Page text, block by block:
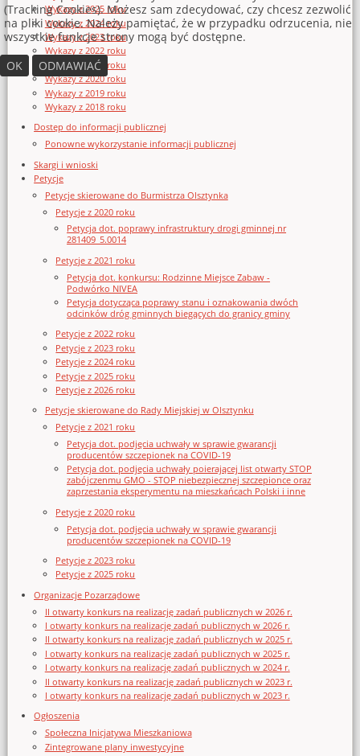
Wykazy z 2025 roku
Wykazy z 2024 roku
Wykazy z 2023 roku
Wykazy z 2022 roku
Wykazy z 2021 roku
Wykazy z 2020 roku
Wykazy z 2019 roku
Wykazy z 2018 roku
Dostęp do informacji publicznej
Ponowne wykorzystanie informacji publicznej
Skargi i wnioski
Petycje
Petycje skierowane do Burmistrza Olsztynka
Petycje z 2020 roku
Petycja dot. poprawy infrastruktury drogi gminnej nr
281409_5.0014
Petycje z 2021 roku
Petycja dot. konkursu: Rodzinne Miejsce Zabaw -
Podwórko NIVEA
Petycja dotycząca poprawy stanu i oznakowania dwóch
odcinków dróg gminnych biegących do granicy gminy
Petycje z 2022 roku
Petycje z 2023 roku
Petycje z 2024 roku
Petycje z 2025 roku
Petycje z 2026 roku
Petycje skierowane do Rady Miejskiej w Olsztynku
Petycje z 2021 roku
Petycja dot. podjęcia uchwały w sprawie gwarancji
producentów szczepionek na COVID-19
Petycja dot. podjęcia uchwały poierającej list otwarty STOP
zabójczenmu GMO - STOP niebezpiecznej szczepionce oraz
zaprzestania eksperymentu na mieszkańcach Polski i inne
Petycje z 2020 roku
Petycja dot. podjęcia uchwały w sprawie gwarancji
producentów szczepionek na COVID-19
Petycje z 2023 roku
Petycje z 2025 roku
Organizacje Pozarządowe
II otwarty konkurs na realizację zadań publicznych w 2026 r.
I otwarty konkurs na realizację zadań publicznych w 2026 r.
II otwarty konkurs na realizację zadań publicznych w 2025 r.
I otwarty konkurs na realizację zadań publicznych w 2025 r.
I otwarty konkurs na realizację zadań publicznych w 2024 r.
II otwarty konkurs na realizację zadań publicznych w 2023 r.
I otwarty konkurs na realizację zadań publicznych w 2023 r.
Ogłoszenia
Społeczna Inicjatywa Mieszkaniowa
Zintegrowane plany inwestycyjne
(Tracking Cookies). Możesz sam zdecydować, czy chcesz zezwolić
na pliki cookie. Należy pamiętać, że w przypadku odrzucenia, nie
wszystkie funkcje strony mogą być dostępne.
OK
ODMAWIAĆ